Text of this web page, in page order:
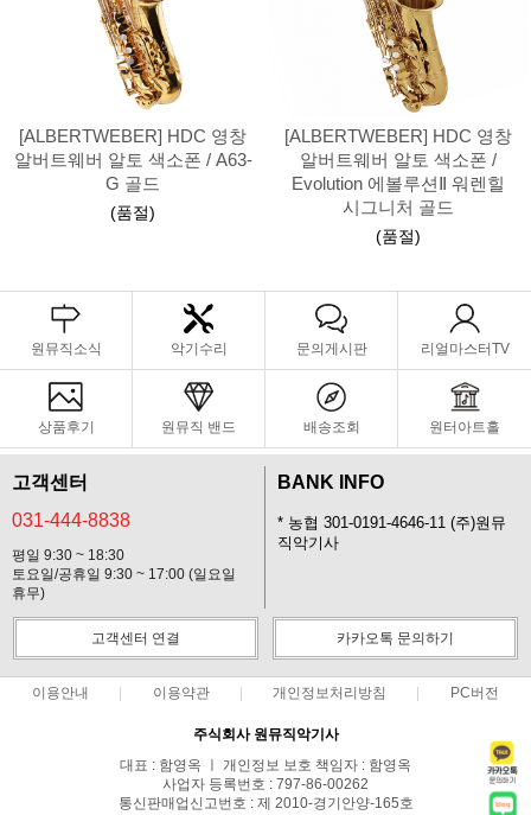
[ALBERTWEBER] HDC 영창
알버트웨버 알토 색소폰 / A63-
G 골드
(품절)
[ALBERTWEBER] HDC 영창
알버트웨버 알토 색소폰 /
Evolution 에볼루션Ⅱ 워렌힐
시그니처 골드
(품절)
원뮤직소식 악기수리 문의게시판 리얼마스터TV
상품후기 원뮤직 밴드 배송조회 원터아트홀
고객센터
031-444-8838
평일 9:30 ~ 18:30
토요일/공휴일 9:30 ~ 17:00 (일요일
휴무)
BANK INFO
* 농협 301-0191-4646-11 (주)원뮤
직악기사
고객센터 연결 카카오톡 문의하기
이용안내 이용약관 개인정보처리방침 PC버전
주식회사 원뮤직악기사
대표 : 함영옥 ㅣ 개인정보 보호 책임자 : 함영옥
사업자 등록번호 : 797-86-00262
통신판매업신고번호 : 제 2010-경기안양-165호